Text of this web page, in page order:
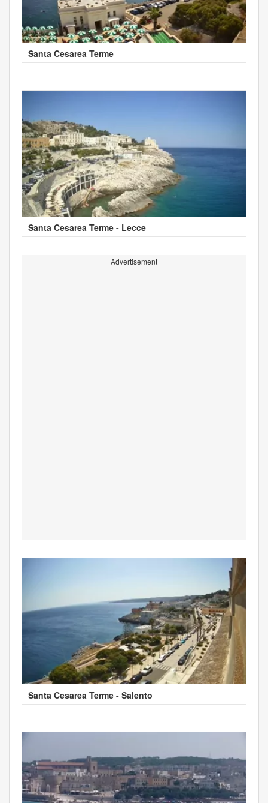
Santa Cesarea Terme
Santa Cesarea Terme - Lecce
Advertisement
Santa Cesarea Terme - Salento